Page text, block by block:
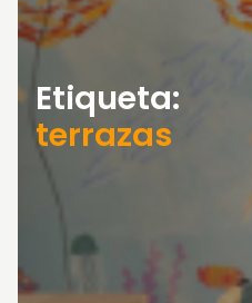
Etiqueta:
terrazas